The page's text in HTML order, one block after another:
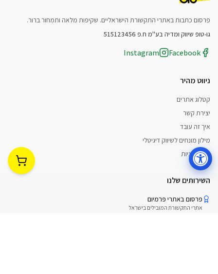
פתח
פרסום כתבות באתרי התקשורת הישראליים. שקיפות מלאה ותמחור ברור.
גו-טופ שיווק ומדיה בע"מ ח.פ 515123456
Facebook
Instagram
ניווט מהיר
קטלוג אתרים
יצירת קשר
איך זה עובד
מילון מונחים לשיווק דיגיטלי
עגלת קניות
השירותים שלנו
פרסום באתרי פרמיום
אתרי התקשורת המובילים בישראל